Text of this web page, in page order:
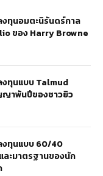
ทุนอมตะนิรันดร์กาล
ของ Harry Browne
ทุนแบบ Talmud
าพันปีของชาวยิว
ทุนแบบ 60/40
ะมาตรฐานของนัก